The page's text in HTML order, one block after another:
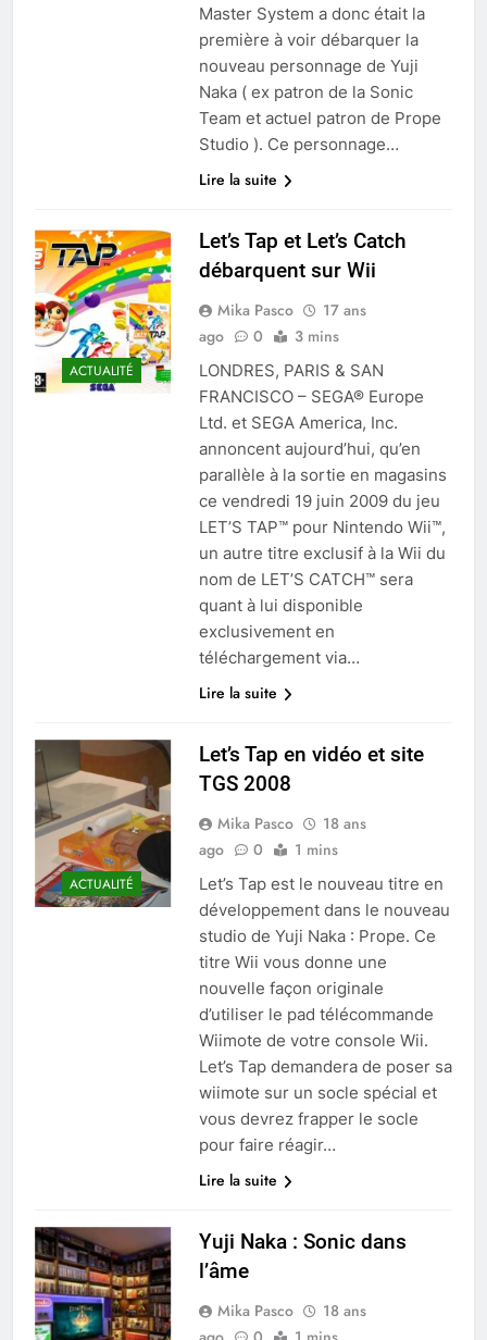
Master System a donc était la
première à voir débarquer la
nouveau personnage de Yuji
Naka ( ex patron de la Sonic
Team et actuel patron de Prope
Studio ). Ce personnage…
Lire la suite
ACTUALITÉ
Let’s Tap et Let’s Catch
débarquent sur Wii
Mika Pasco
17 ans
ago
0 3 mins
LONDRES, PARIS & SAN
FRANCISCO – SEGA® Europe
Ltd. et SEGA America, Inc.
annoncent aujourd’hui, qu’en
parallèle à la sortie en magasins
ce vendredi 19 juin 2009 du jeu
LET’S TAP™ pour Nintendo Wii™,
un autre titre exclusif à la Wii du
nom de LET’S CATCH™ sera
quant à lui disponible
exclusivement en
téléchargement via…
Lire la suite
ACTUALITÉ
Let’s Tap en vidéo et site
TGS 2008
Mika Pasco
18 ans
ago
0 1 mins
Let’s Tap est le nouveau titre en
développement dans le nouveau
studio de Yuji Naka : Prope. Ce
titre Wii vous donne une
nouvelle façon originale
d’utiliser le pad télécommande
Wiimote de votre console Wii.
Let’s Tap demandera de poser sa
wiimote sur un socle spécial et
vous devrez frapper le socle
pour faire réagir…
Lire la suite
Yuji Naka : Sonic dans
l’âme
Mika Pasco
18 ans